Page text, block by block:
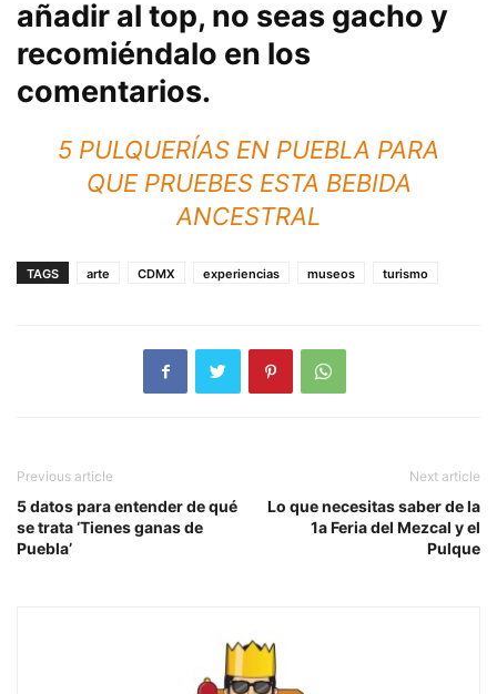
añadir al top, no seas gacho y
recomiéndalo en los
comentarios.
5 PULQUERÍAS EN PUEBLA PARA
QUE PRUEBES ESTA BEBIDA
ANCESTRAL
TAGS arte CDMX experiencias museos turismo
Previous article
5 datos para entender de qué
se trata ‘Tienes ganas de
Puebla’
Next article
Lo que necesitas saber de la
1a Feria del Mezcal y el
Pulque